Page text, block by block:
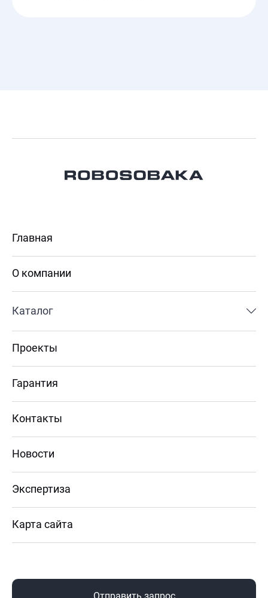
Главная
О компании
Каталог
Проекты
Гарантия
Контакты
Новости
Экспертиза
Карта сайта